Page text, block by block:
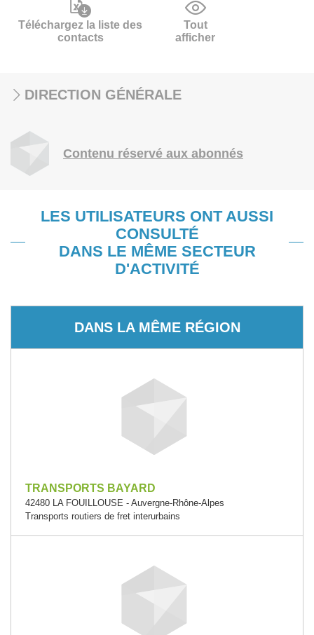
Téléchargez la liste des
contacts
Tout
afficher
DIRECTION GÉNÉRALE
Contenu réservé aux abonnés
LES UTILISATEURS ONT AUSSI
CONSULTÉ
DANS LE MÊME SECTEUR
D'ACTIVITÉ
DANS LA MÊME RÉGION
TRANSPORTS BAYARD
42480 LA FOUILLOUSE - Auvergne-Rhône-Alpes
Transports routiers de fret interurbains